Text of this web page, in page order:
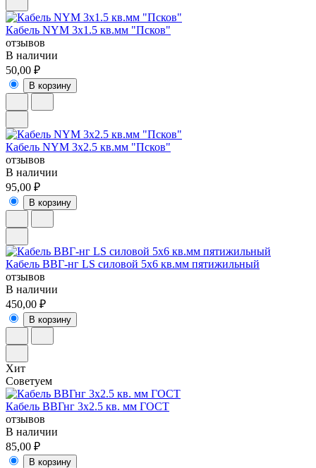
Кабель NYM 3x1.5 кв.мм "Псков"
отзывов
В наличии
50,00 ₽
В корзину
Кабель NYM 3x2.5 кв.мм "Псков"
отзывов
В наличии
95,00 ₽
В корзину
Кабель ВВГ-нг LS силовой 5х6 кв.мм пятижильный
отзывов
В наличии
450,00 ₽
В корзину
Хит
Советуем
Кабель ВВГнг 3х2.5 кв. мм ГОСТ
отзывов
В наличии
85,00 ₽
В корзину